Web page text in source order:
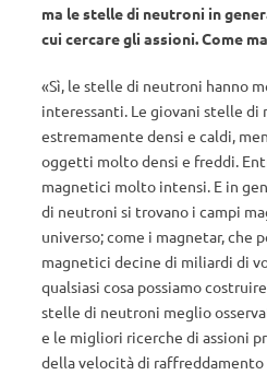
ma le stelle di neutroni in
cui cercare gli assioni. Come
«Sì, le stelle di neutroni hanno
interessanti. Le giovani stelle
estremamente densi e caldi,
oggetti molto densi e freddi.
magnetici molto intensi. E in
di neutroni si trovano i campi
universo; come i magnetar, che
magnetici decine di miliardi di
qualsiasi cosa possiamo
stelle di neutroni meglio
e le migliori ricerche di assioni
della velocità di